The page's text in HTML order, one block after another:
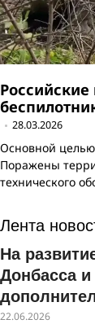
28.03.2026
Основной
Поражены
технического
Лента
На
Донбасса
22.06.2026